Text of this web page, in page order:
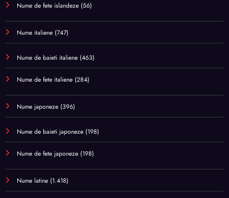
Nume de fete islandeze (56)
Nume italiene (747)
Nume de baieti italiene (463)
Nume de fete italiene (284)
Nume japoneze (396)
Nume de baieti japoneze (198)
Nume de fete japoneze (198)
Nume latine (1.418)